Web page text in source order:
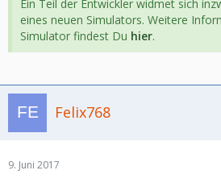
Ein Teil der Entwickler widmet sich
eines neuen Simulators. Weitere
Simulator findest Du hier.
Felix768
9. Juni 2017